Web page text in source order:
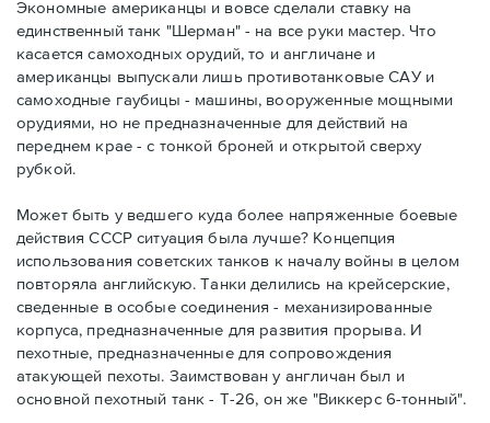
Экономные американцы и вовсе сделали ставку на
единственный танк "Шерман" - на все руки мастер. Что
касается самоходных орудий, то и англичане и
американцы выпускали лишь противотанковые САУ и
самоходные гаубицы - машины, вооруженные мощными
орудиями, но не предназначенные для действий на
переднем крае - с тонкой броней и открытой сверху
рубкой.
Может быть у ведшего куда более напряженные боевые
действия СССР ситуация была лучше? Концепция
использования советских танков к началу войны в целом
повторяла английскую. Танки делились на крейсерские,
сведенные в особые соединения - механизированные
корпуса, предназначенные для развития прорыва. И
пехотные, предназначенные для сопровождения
атакующей пехоты. Заимствован у англичан был и
основной пехотный танк - Т-26, он же "Виккерс 6-тонный".